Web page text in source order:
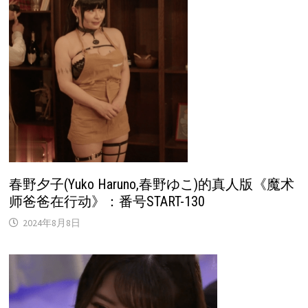
春野夕子(Yuko Haruno,春野ゆこ)的真人版《魔术
师爸爸在行动》：番号START-130
2024年8月8日